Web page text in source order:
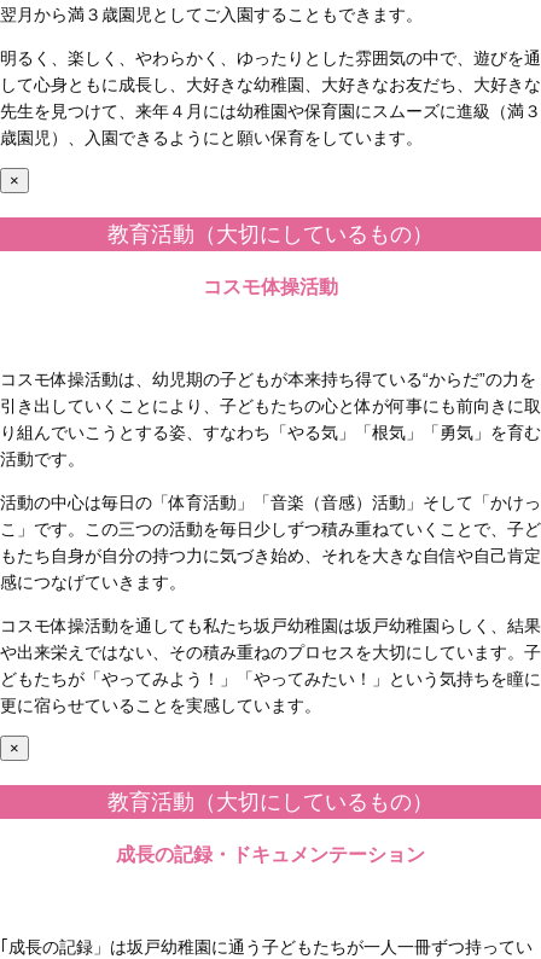
翌月から満３歳園児としてご入園することもできます。
明るく、楽しく、やわらかく、ゆったりとした雰囲気の中で、遊びを通
して心身ともに成長し、大好きな幼稚園、大好きなお友だち、大好きな
先生を見つけて、来年４月には幼稚園や保育園にスムーズに進級（満３
歳園児）、入園できるようにと願い保育をしています。
×
教育活動（大切にしているもの）
コスモ体操活動
コスモ体操活動は、幼児期の子どもが本来持ち得ている“からだ”の力を
引き出していくことにより、子どもたちの心と体が何事にも前向きに取
り組んでいこうとする姿、すなわち「やる気」「根気」「勇気」を育む
活動です。
活動の中心は毎日の「体育活動」「音楽（音感）活動」そして「かけっ
こ」です。この三つの活動を毎日少しずつ積み重ねていくことで、子ど
もたち自身が自分の持つ力に気づき始め、それを大きな自信や自己肯定
感につなげていきます。
コスモ体操活動を通しても私たち坂戸幼稚園は坂戸幼稚園らしく、結果
や出来栄えではない、その積み重ねのプロセスを大切にしています。子
どもたちが「やってみよう！」「やってみたい！」という気持ちを瞳に
更に宿らせていることを実感しています。
×
教育活動（大切にしているもの）
成長の記録・ドキュメンテーション
｢成長の記録」は坂戸幼稚園に通う子どもたちが一人一冊ずつ持ってい